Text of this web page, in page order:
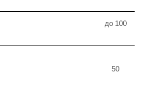
до 100
50